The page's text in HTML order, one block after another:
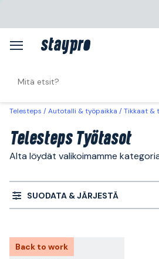
Telesteps Autotalli & työpaikka Tikkaat &
Telesteps Työtasot
Alta löydät valikoimamme
SUODATA & JÄRJESTÄ
Back to work